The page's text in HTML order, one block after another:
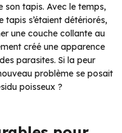
son tapis. Avec le temps,
tapis s’étaient détériorés,
une couche collante au
créé une apparence
parasites. Si la peur
problème se posait
poisseux ?